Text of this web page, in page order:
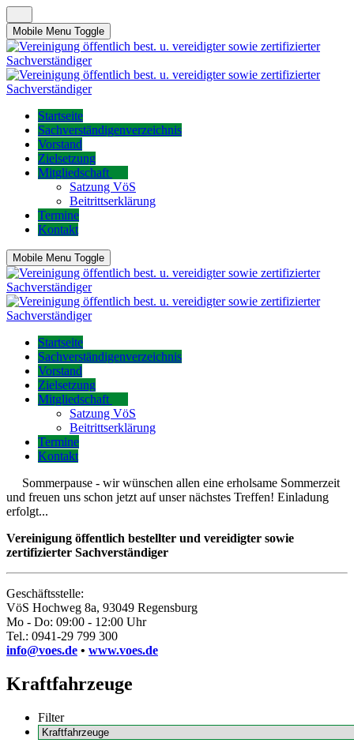
Mobile Menu Toggle
Startseite
Sachverständigenverzeichnis
Vorstand
Zielsetzung
Mitgliedschaft
Satzung VöS
Beitrittserklärung
Termine
Kontakt
Mobile Menu Toggle
Startseite
Sachverständigenverzeichnis
Vorstand
Zielsetzung
Mitgliedschaft
Satzung VöS
Beitrittserklärung
Termine
Kontakt
Sommerpause - wir wünschen allen eine erholsame Sommerzeit
und freuen uns schon jetzt auf unser nächstes Treffen! Einladung
erfolgt...
Vereinigung öffentlich bestellter und vereidigter sowie
zertifizierter Sachverständiger
Geschäftsstelle:
VöS Hochweg 8a, 93049 Regensburg
Mo - Do: 09:00 - 12:00 Uhr
Tel.: 0941-29 799 300
info@voes.de • www.voes.de
Kraftfahrzeuge
Filter